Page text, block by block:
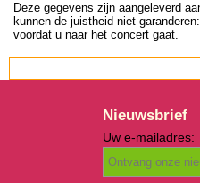
Deze gegevens zijn aangeleverd
kunnen de juistheid niet
voordat u naar het concert gaat.
Nieuwsbrief
Uw e-mailadres: